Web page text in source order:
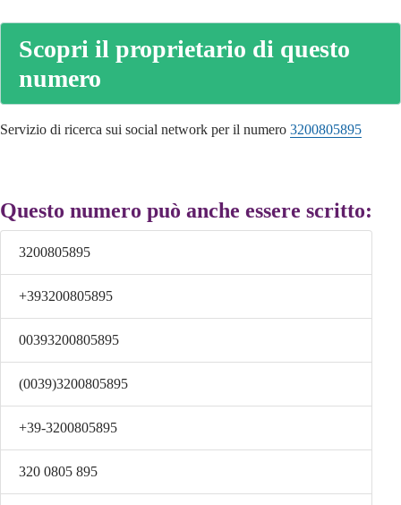
Scopri il proprietario di questo
numero
Servizio di ricerca sui social network per il numero 3200805895
Questo numero può anche essere scritto:
3200805895
+393200805895
00393200805895
(0039)3200805895
+39-3200805895
320 0805 895